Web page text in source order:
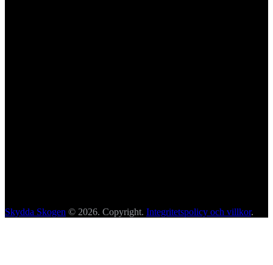
Skydda Skogen © 2026. Copyright. Integritetspolicy och villkor.